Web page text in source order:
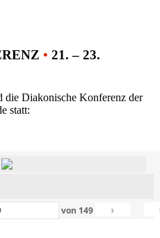
• 21. – 23.
die Diakonische Konferenz der
statt:
von 149 ›